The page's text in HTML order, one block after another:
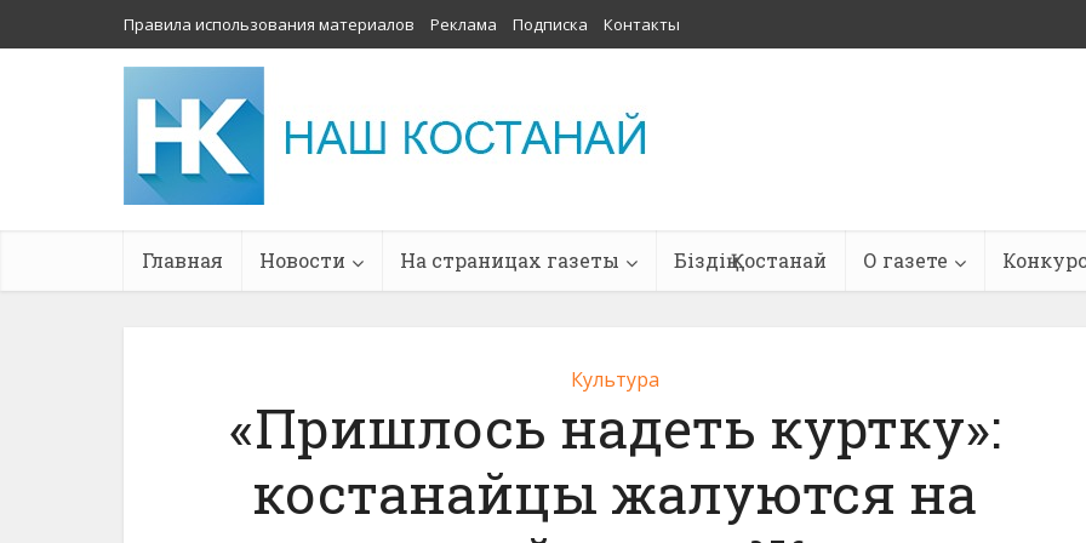
Правила использования материалов Реклама Подписка Контакты
Главная Новости На страницах газеты Біздің Қостанай О газете
Культура
«Пришлось надеть куртку»:
костанайцы жалуются на